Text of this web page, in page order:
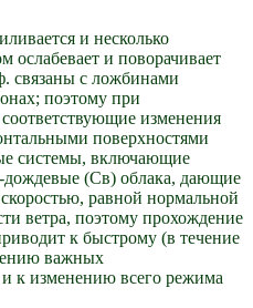
и несколько
ослабевает и поворачивает
связаны с ложбинами
поэтому при
изменения
поверхностями
системы, включающие
дождевые (Св) облака, дающие
равной нормальной
ветра, поэтому прохождение
к быстрому (в течение
важных
к изменению всего режима